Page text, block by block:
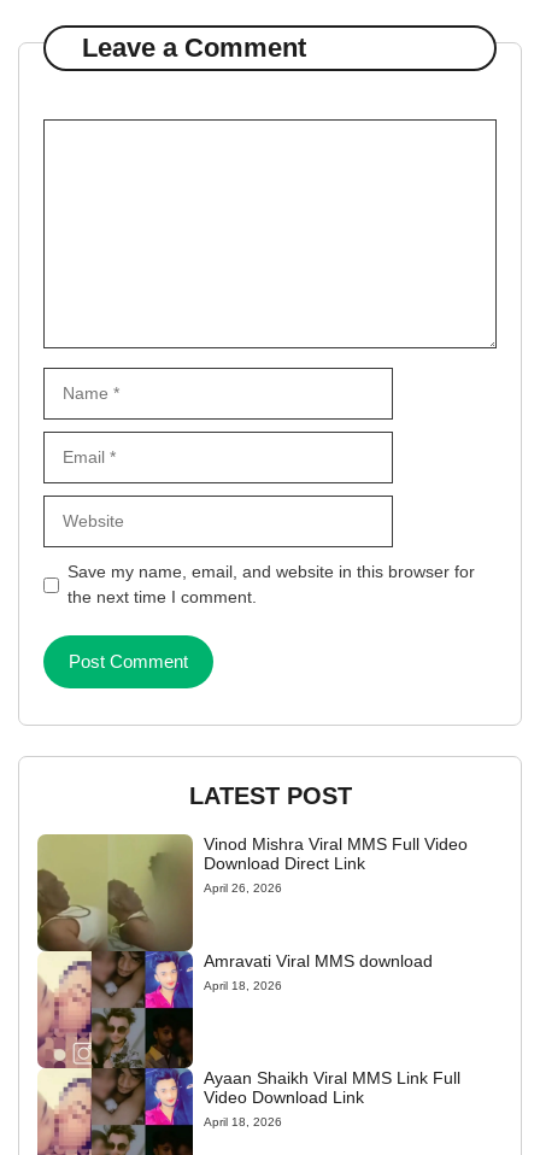
Leave a Comment
Save my name, email, and website in this browser for
the next time I comment.
LATEST POST
Vinod Mishra Viral MMS Full Video
Download Direct Link
April 26, 2026
Amravati Viral MMS download
April 18, 2026
Ayaan Shaikh Viral MMS Link Full
Video Download Link
April 18, 2026